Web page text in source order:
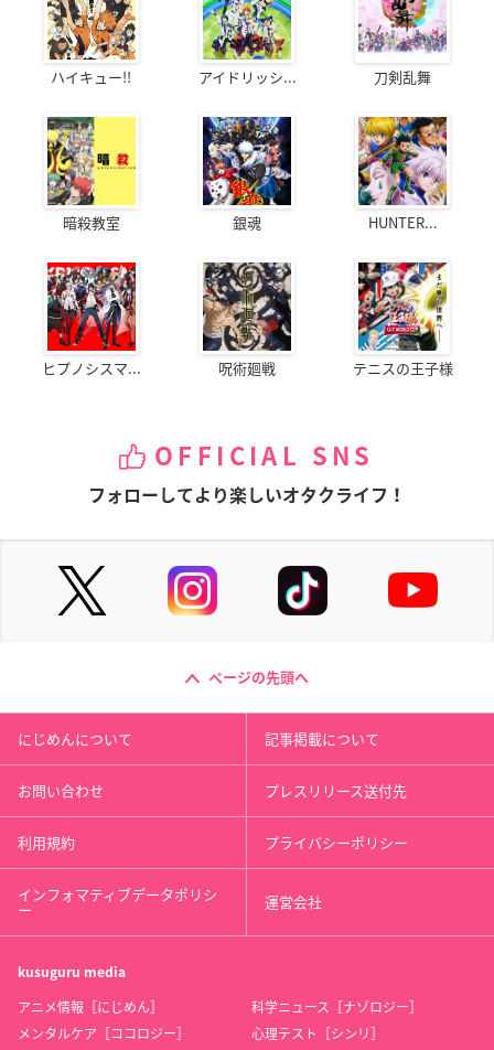
ハイキュー!! アイドリッシ... 刀剣乱舞
暗殺教室 銀魂 HUNTER...
ヒプノシスマ... 呪術廻戦 テニスの王子様
OFFICIAL SNS
フォローしてより楽しいオタクライフ！
ページの先頭へ
にじめんについて 記事掲載について
お問い合わせ プレスリリース送付先
利用規約 プライバシーポリシー
インフォマティブデータポリシ
ー 運営会社
kusuguru media
アニメ情報［にじめん］
科学ニュース［ナゾロジー］
メンタルケア［ココロジー］
心理テスト［シンリ］